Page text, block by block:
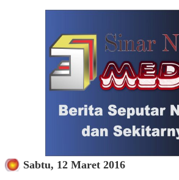
Sabtu, 12 Maret 2016